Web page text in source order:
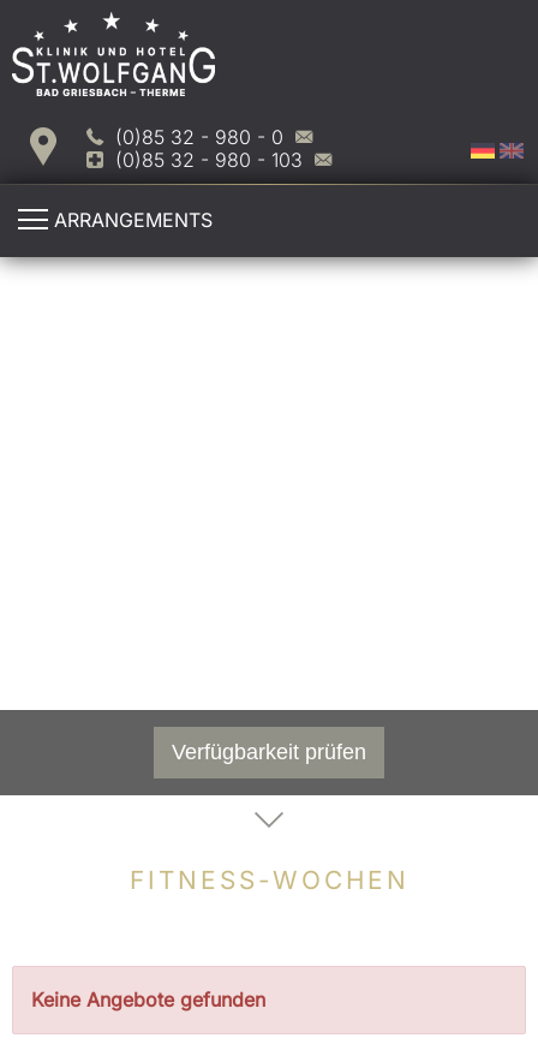
(0)85 32 - 980 - 0
(0)85 32 - 980 - 103
ARRANGEMENTS
Verfügbarkeit prüfen
FITNESS-WOCHEN
Keine Angebote gefunden